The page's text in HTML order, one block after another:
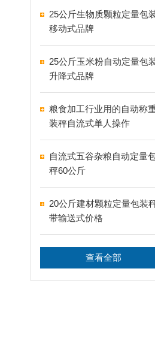
25公斤生物质颗粒定量包
移动式品牌
25公斤玉米粉自动定量包
升降式品牌
粮食加工行业用的自动称
装秤自流式单人操作
自流式五谷杂粮自动定量
秤60公斤
20公斤建材颗粒定量包装
带输送式价格
查看全部